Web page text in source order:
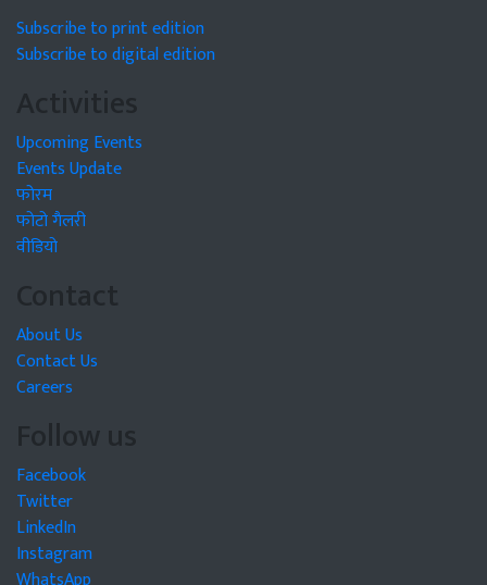
Subscribe to print edition
Subscribe to digital edition
Activities
Upcoming Events
Events Update
फोरम
फोटो गैलरी
वीडियो
Contact
About Us
Contact Us
Careers
Follow us
Facebook
Twitter
LinkedIn
Instagram